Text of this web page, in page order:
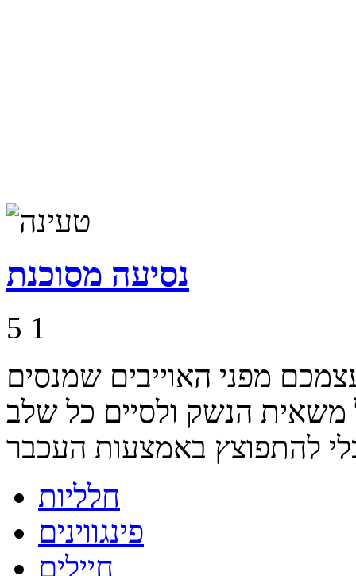
נסיעה מסוכנת
5 1
מפני האוייבים שמנסים
הנשק ולסיים כל שלב
חלליות
פינגווינים
חיילים